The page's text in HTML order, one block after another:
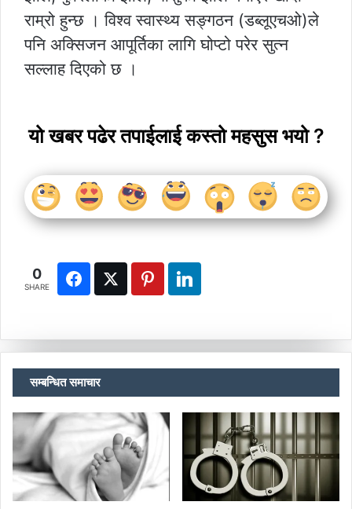
राम्रो हुन्छ । विश्व स्वास्थ्य सङ्गठन (डब्लूएचओ)ले
पनि अक्सिजन आपूर्तिका लागि घोप्टो परेर सुत्न
सल्लाह दिएको छ ।
यो खबर पढेर तपाईलाई कस्तो महसुस भयो ?
0
SHARE
सम्बन्धित समाचार